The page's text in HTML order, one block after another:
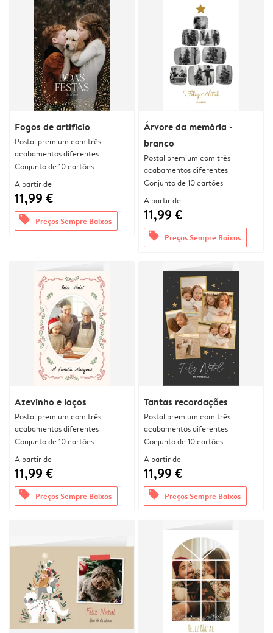
Fogos de artifício
Postal premium com três
acabamentos diferentes
Conjunto de 10 cartões
A partir de
11,99 €
offers Preços Sempre Baixos
Árvore da memória -
branco
Postal premium com três
acabamentos diferentes
Conjunto de 10 cartões
A partir de
11,99 €
offers Preços Sempre Baixos
Azevinho e laços
Postal premium com três
acabamentos diferentes
Conjunto de 10 cartões
A partir de
11,99 €
offers Preços Sempre Baixos
Tantas recordações
Postal premium com três
acabamentos diferentes
Conjunto de 10 cartões
A partir de
11,99 €
offers Preços Sempre Baixos